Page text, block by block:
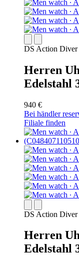
DS Action Diver
Herren
Edelstahl
940 €
Bei händler
Filiale finden
DS Action Diver
Herren
Edelstahl